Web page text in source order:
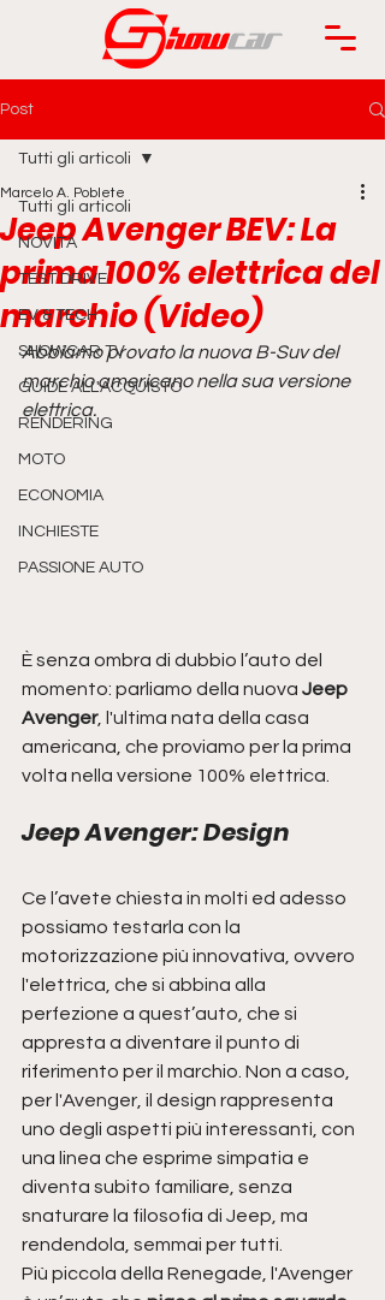
Post
Tutti gli articoli
NOVITÀ
TEST DRIVE
EV & TECH
SHOWCAR TV
GUIDE ALL'ACQUISTO
RENDERING
MOTO
ECONOMIA
INCHIESTE
PASSIONE AUTO
Tutti gli articoli
Jeep Avenger BEV: La
prima 100% elettrica del
marchio (Video)
Marcelo A. Poblete
Abbiamo provato la nuova B-Suv del
marchio americano nella sua versione
elettrica.
È senza ombra di dubbio l’auto del
momento: parliamo della nuova Jeep
Avenger, l'ultima nata della casa
americana, che proviamo per la prima
volta nella versione 100% elettrica.
Jeep Avenger: Design
Ce l’avete chiesta in molti ed adesso
possiamo testarla con la
motorizzazione più innovativa, ovvero
l'elettrica, che si abbina alla
perfezione a quest’auto, che si
appresta a diventare il punto di
riferimento per il marchio. Non a caso,
per l'Avenger, il design rappresenta
uno degli aspetti più interessanti, con
una linea che esprime simpatia e
diventa subito familiare, senza
snaturare la filosofia di Jeep, ma
rendendola, semmai per tutti.
Più piccola della Renegade, l'Avenger